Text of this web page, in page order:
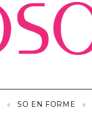
SO EN FORME